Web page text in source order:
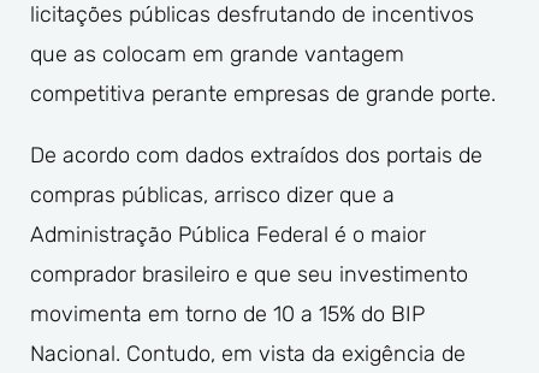
licitações públicas desfrutando de incentivos
que as colocam em grande vantagem
competitiva perante empresas de grande porte.
De acordo com dados extraídos dos portais de
compras públicas, arrisco dizer que a
Administração Pública Federal é o maior
comprador brasileiro e que seu investimento
movimenta em torno de 10 a 15% do BIP
Nacional. Contudo, em vista da exigência de